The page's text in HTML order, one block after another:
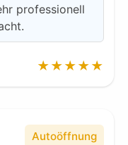
professionell
★★★★★
Autoöffnung